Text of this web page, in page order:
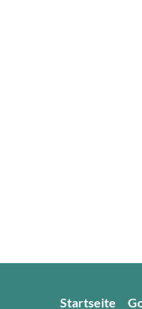
Startseite